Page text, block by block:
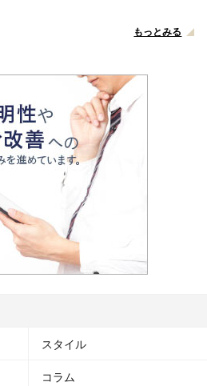
もっとみる
スタイル
コラム